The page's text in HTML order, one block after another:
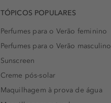
TÓPICOS POPULARES
Perfumes para o Verão feminino
Perfumes para o Verão masculino
Sunscreen
Creme pós-solar
Maquilhagem à prova de água